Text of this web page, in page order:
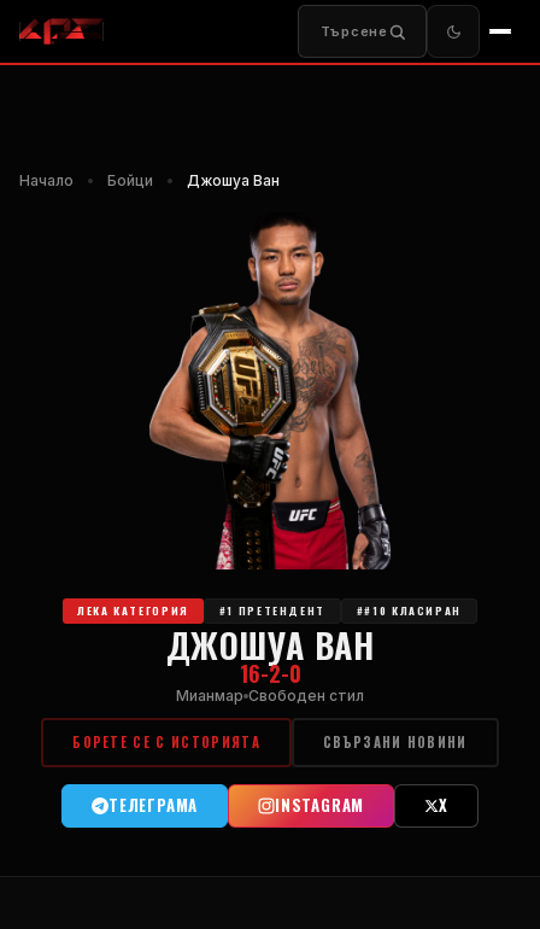
Търсене
Начало • Бойци • Джошуа Ван
ЛЕКА КАТЕГОРИЯ #1 ПРЕТЕНДЕНТ ##10 КЛАСИРАН
ДЖОШУА ВАН
16-2-0
Мианмар Свободен стил
БОРЕТЕ СЕ С ИСТОРИЯТА СВЪРЗАНИ НОВИНИ
ТЕЛЕГРАМА INSTAGRAM X